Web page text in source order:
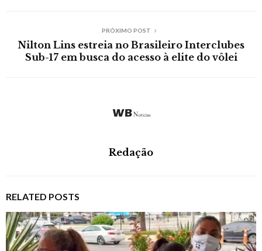
PRÓXIMO POST
Nilton Lins estreia no Brasileiro Interclubes
Sub-17 em busca do acesso à elite do vôlei
Redação
RELATED POSTS